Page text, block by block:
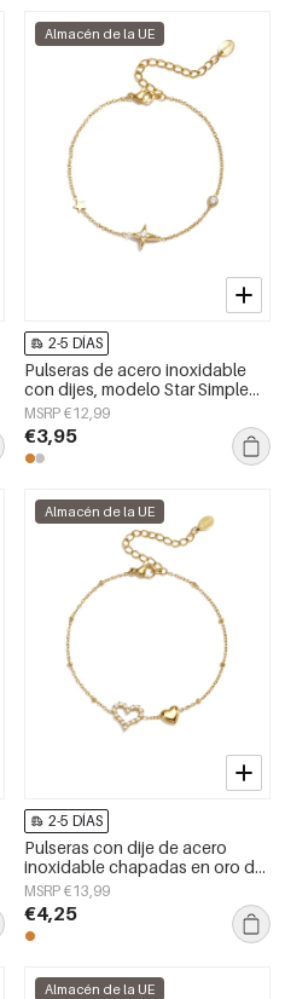
Almacén de la UE
2-5 DÍAS
Pulseras de acero inoxidable
con dijes, modelo Star Simple
Daily Simple Series, joyería para
mujer
MSRP €12,99
€3,95
Almacén de la UE
2-5 DÍAS
Pulseras con dije de acero
inoxidable chapadas en oro de
14 quilates, diseño de corazón,
estilo sencillo para uso diario,
serie Simple. Joyería para mujer.
MSRP €13,99
€4,25
Almacén de la UE